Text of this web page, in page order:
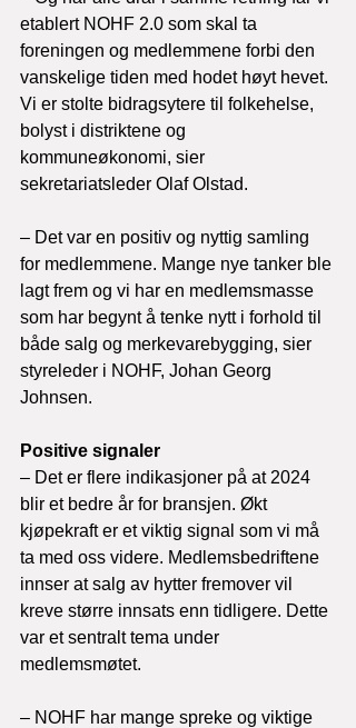
etablert NOHF 2.0 som skal ta
foreningen og medlemmene forbi den
vanskelige tiden med hodet høyt hevet.
Vi er stolte bidragsytere til folkehelse,
bolyst i distriktene og
kommuneøkonomi, sier
sekretariatsleder Olaf Olstad.
– Det var en positiv og nyttig samling
for medlemmene. Mange nye tanker ble
lagt frem og vi har en medlemsmasse
som har begynt å tenke nytt i forhold til
både salg og merkevarebygging, sier
styreleder i NOHF, Johan Georg
Johnsen.
Positive signaler
– Det er flere indikasjoner på at 2024
blir et bedre år for bransjen. Økt
kjøpekraft er et viktig signal som vi må
ta med oss videre. Medlemsbedriftene
innser at salg av hytter fremover vil
kreve større innsats enn tidligere. Dette
var et sentralt tema under
medlemsmøtet.
– NOHF har mange spreke og viktige